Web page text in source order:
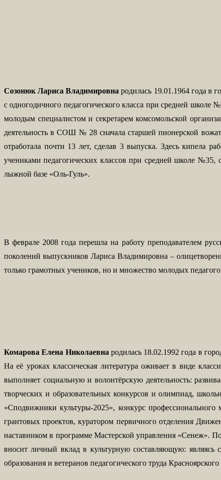
Созонюк Лариса Владимировна родилась 19.01.1964 года в
с одногодичного педагогического класса при средней
молодым специалистом и секретарем комсомольской
деятельность в СОШ № 28 сначала старшей пионерской
отработала почти 13 лет, сделав 3 выпуска. Здесь кипела
учениками педагогических классов при средней школе №35,
лыжной базе «Оль-Гуль».
В феврале 2008 года перешла на работу преподавателем
поколений выпускников Лариса Владимировна –
только грамотных учеников, но и множество молодых
Комарова Елена Николаевна родилась 18.02.1992 года в
На её уроках классическая литература оживает в виде
выполняет социальную и волонтёрскую деятельность:
творческих и образовательных конкурсов и олимпиад,
«Сподвижники культуры-2025», конкурс
грантовых проектов, куратором первичного отделения
наставником в программе Мастерской управления «Сенеж».
вносит личный вклад в культурную составляющую: являясь
образования и ветеранов педагогического труда